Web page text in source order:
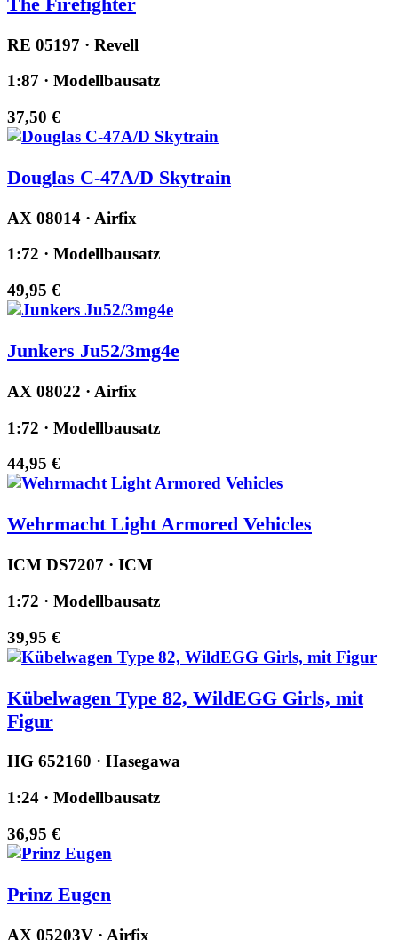
RE 05197 · Revell
1:87 · Modellbausatz
37,50 €
Douglas C-47A/D Skytrain
AX 08014 · Airfix
1:72 · Modellbausatz
49,95 €
Junkers Ju52/3mg4e
AX 08022 · Airfix
1:72 · Modellbausatz
44,95 €
Wehrmacht Light Armored Vehicles
ICM DS7207 · ICM
1:72 · Modellbausatz
39,95 €
Kübelwagen Type 82, WildEGG Girls, mit
Figur
HG 652160 · Hasegawa
1:24 · Modellbausatz
36,95 €
Prinz Eugen
AX 05203V · Airfix